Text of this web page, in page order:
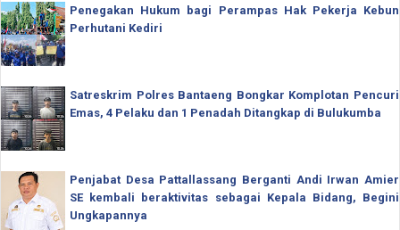
Penegakan Hukum bagi Perampas Hak Pekerja Kebun
Perhutani Kediri
Satreskrim Polres Bantaeng Bongkar Komplotan Pencuri
Emas, 4 Pelaku dan 1 Penadah Ditangkap di Bulukumba
Penjabat Desa Pattallassang Berganti Andi Irwan Amier
SE kembali beraktivitas sebagai Kepala Bidang, Begini
Ungkapannya